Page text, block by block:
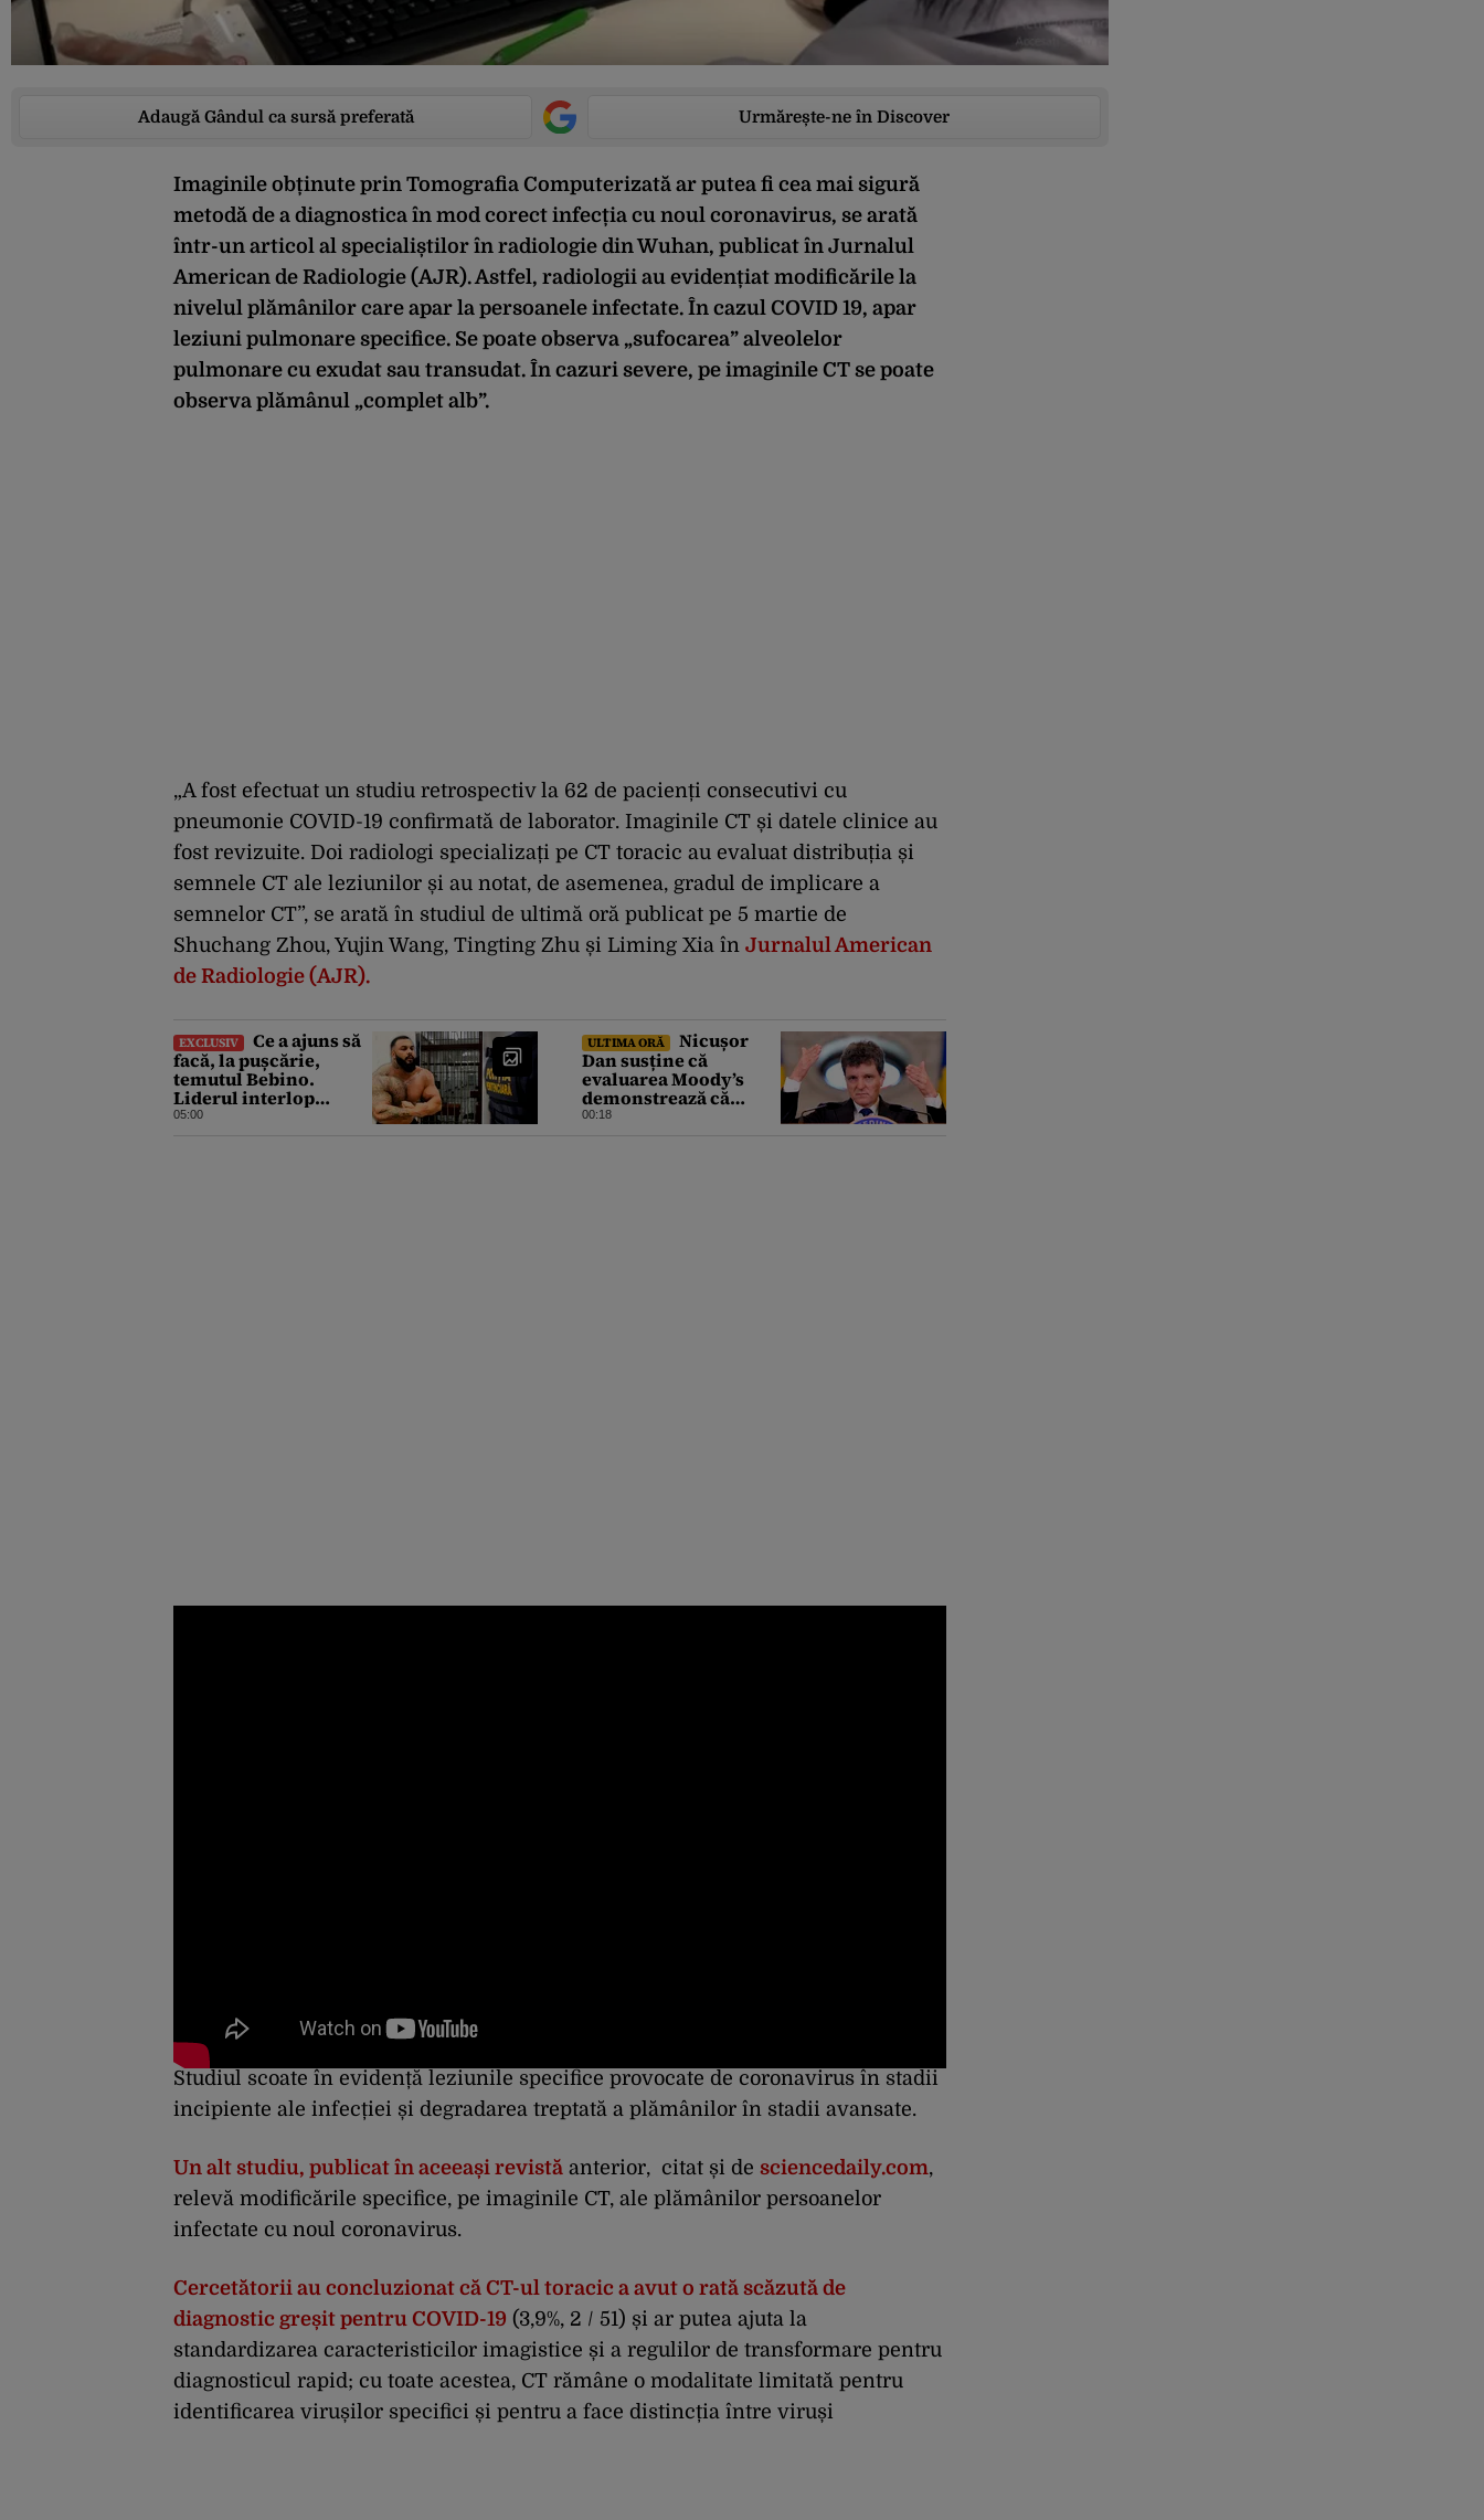
Adaugă Gândul ca sursă preferată Urmărește-ne în Discover
Imaginile obținute prin Tomografia Computerizată ar putea fi cea mai sigură
metodă de a diagnostica în mod corect infecția cu noul coronavirus, se arată
într-un articol al specialiștilor în radiologie din Wuhan, publicat în Jurnalul
American de Radiologie (AJR). Astfel, radiologii au evidențiat modificările la
nivelul plămânilor care apar la persoanele infectate. În cazul COVID 19, apar
leziuni pulmonare specifice. Se poate observa „sufocarea” alveolelor
pulmonare cu exudat sau transudat. În cazuri severe, pe imaginile CT se poate
observa plămânul „complet alb”.
„A fost efectuat un studiu retrospectiv la 62 de pacienți consecutivi cu
pneumonie COVID-19 confirmată de laborator. Imaginile CT și datele clinice au
fost revizuite. Doi radiologi specializați pe CT toracic au evaluat distribuția și
semnele CT ale leziunilor și au notat, de asemenea, gradul de implicare a
semnelor CT”, se arată în studiul de ultimă oră publicat pe 5 martie de
Shuchang Zhou, Yujin Wang, Tingting Zhu și Liming Xia în Jurnalul American
de Radiologie (AJR).
EXCLUSIV
Ce a ajuns să
facă, la pușcărie,
temutul Bebino.
Liderul interlop
bucureștean, trimis la
05:00
ULTIMA ORĂ
Nicușor
Dan susține că
evaluarea Moody’s
demonstrează că
România a făcut pașii
00:18
Studiul scoate în evidență leziunile specifice provocate de coronavirus în stadii
incipiente ale infecției și degradarea treptată a plămânilor în stadii avansate.
Un alt studiu, publicat în aceeași revistă anterior, citat și de sciencedaily.com,
relevă modificările specifice, pe imaginile CT, ale plămânilor persoanelor
infectate cu noul coronavirus.
Cercetătorii au concluzionat că CT-ul toracic a avut o rată scăzută de
diagnostic greșit pentru COVID-19 (3,9%, 2 / 51) și ar putea ajuta la
standardizarea caracteristicilor imagistice și a regulilor de transformare pentru
diagnosticul rapid; cu toate acestea, CT rămâne o modalitate limitată pentru
identificarea virușilor specifici și pentru a face distincția între viruși